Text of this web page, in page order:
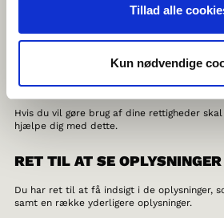
Tillad alle
Kun nødvendige
samt ved at gennemgå vores GDPR-
DE REGISTREREDES
Du har efter databeskyttelsesforordningen
Hvis du vil gøre brug af dine rettigheder
hjælpe dig med dette.
RET TIL AT SE
Du har ret til at få indsigt i de oplysninger,
samt en række yderligere oplysninger.